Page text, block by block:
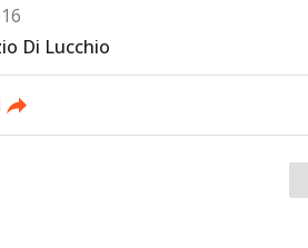
Di Lucchio